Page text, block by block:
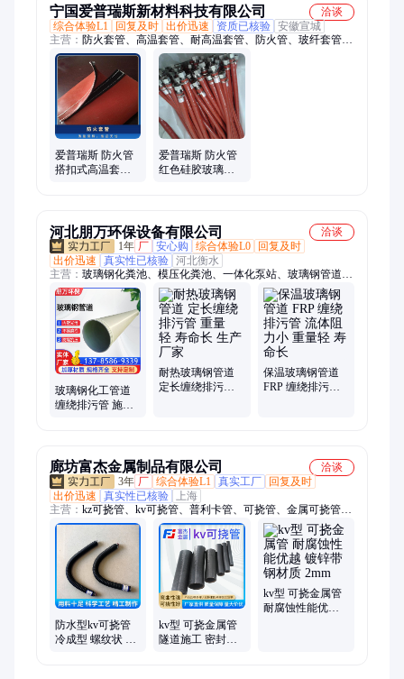
宁国爱普瑞斯新材料科技有限公司
洽谈
综合体验L1
回复及时 出价迅速 资质已核验 安徽宣城
主营： 防火套管、高温套管、耐高温套管、防火管、玻纤套管、
玻璃纤维套管、绝缘套管、阻燃套管、隔热套管、耐热套管、搭
扣式防火套管、硅胶套管、铝箔波纹管、高硅氧套管、芭蕉带、
防火保温罩
爱普瑞斯 防火管
搭扣式高温套管
爱普瑞斯 防火管
红色硅胶玻璃纤
河北朋万环保设备有限公司
洽谈
1年 厂 安心购 综合体验L0
回复及时
出价迅速
真实性已核验 河北衡水
主营： 玻璃钢化粪池、模压化粪池、一体化泵站、玻璃钢管道、
玻璃钢管件、玻璃钢储罐、玻璃钢水表井、高速急流槽、玻璃钢
净化槽、玻璃钢脱硫塔、玻璃钢排水渠、玻璃钢排水沟
玻璃钢化工管道
缠绕排污管 施工
耐热玻璃钢管道
定长缠绕排污管
保温玻璃钢管道
FRP 缠绕排污管
廊坊富杰金属制品有限公司
洽谈
3年 厂 综合体验L1 真实工厂
回复及时
出价迅速
真实性已核验
上海
主营： kz可挠管、kv可挠管、普利卡管、可挠管、金属可挠管、
lv普利卡管、lz普利卡管、kv管、kz管、可弯曲电气导管、可挠
金属管、防水可挠管、可挠金属软管、KV型可挠管、包塑金属
管、防水型可挠金属软管、金属软管、可挠电气导管、可挠金属
电缆保护软管、加厚包塑金属普利卡管、预埋普利卡管、电力防
水型金属套管、阻燃普利卡管、接线盒
防水型kv可挠管
冷成型 螺纹状 可
kv型 可挠金属管
隧道施工 密封性
kv型 可挠金属管
耐腐蚀性能优越